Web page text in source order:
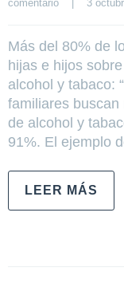
comentario
| 3
Más del 80% de
hijas e hijos
alcohol y tabaco:
familiares
de alcohol y
91%. El ejemplo
LEER MÁS